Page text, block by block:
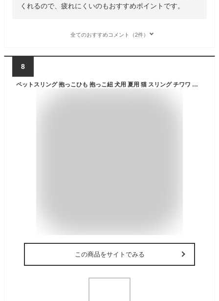
くれるので、疲れにくいのもおすすめポイントです。
全てのおすすめコメント（2件）
8
ペットスリング 抱っこひも 抱っこ紐 犬用 夏用 猫 スリング チワワ 小型犬 抱っこ お散歩 ショルダーバッグ ペット用品 ドッグスリング
この商品をサイトでみる